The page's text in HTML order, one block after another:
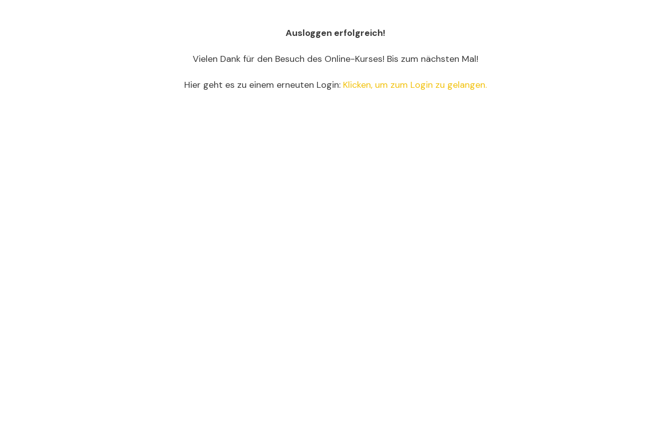
Ausloggen erfolgreich!
Vielen Dank für den Besuch des Online-Kurses! Bis zum nächsten Mal!
Hier geht es zu einem erneuten Login: Klicken, um zum Login zu gelangen.